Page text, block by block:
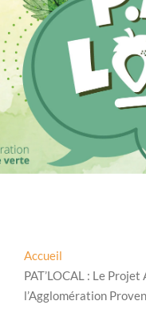
Accueil
PAT’LOCAL : Le
l’Agglomération